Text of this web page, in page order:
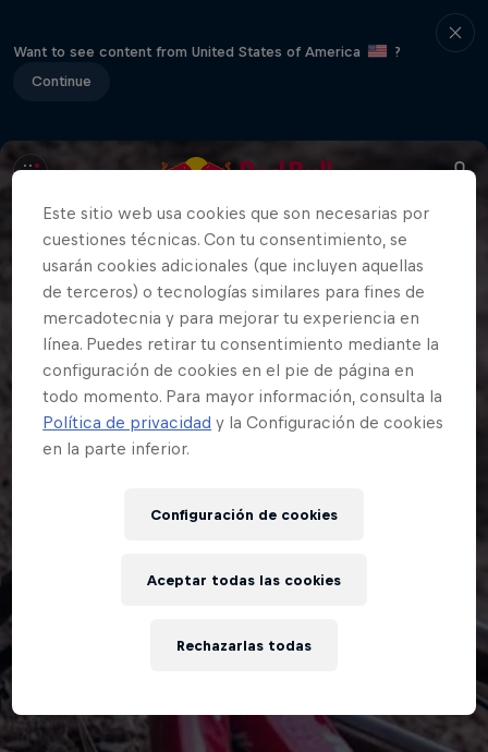
Want to see content from United States of America
?
Continue
Este sitio web usa cookies que son necesarias por
cuestiones técnicas. Con tu consentimiento, se
usarán cookies adicionales (que incluyen aquellas
de terceros) o tecnologías similares para fines de
mercadotecnia y para mejorar tu experiencia en
línea. Puedes retirar tu consentimiento mediante la
configuración de cookies en el pie de página en
todo momento. Para mayor información, consulta la
Política de privacidad y la Configuración de cookies
en la parte inferior.
Configuración de cookies
Rechazarlas todas
Aceptar todas las cookies